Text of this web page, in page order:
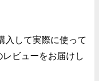
入して実際に使って
レビューをお届けし